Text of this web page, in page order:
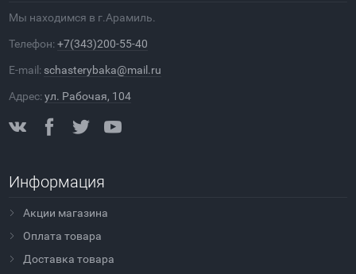
Мы находимся в г.Арамиль.
Телефон:+7(343)200-55-40
E-mail: schasterybaka@mail.ru
Адрес:ул. Рабочая, 104
Информация
Акции магазина
Оплата товара
Доставка товара